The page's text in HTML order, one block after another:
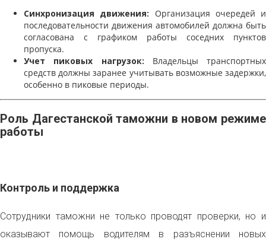
Синхронизация движения: Организация очередей и
последовательности движения автомобилей должна быть
согласована с графиком работы соседних пунктов
пропуска.
Учет пиковых нагрузок: Владельцы транспортных
средств должны заранее учитывать возможные задержки,
особенно в пиковые периоды.
Роль Дагестанской таможни в новом режиме
работы
Контроль и поддержка
Сотрудники таможни не только проводят проверки, но и
оказывают помощь водителям в разъяснении новых